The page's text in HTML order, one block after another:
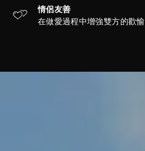
情侶友善
在做愛過程中增強雙方的歡愉